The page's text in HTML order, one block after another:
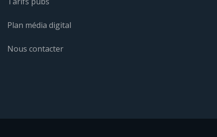
Plan média digital
Nous contacter